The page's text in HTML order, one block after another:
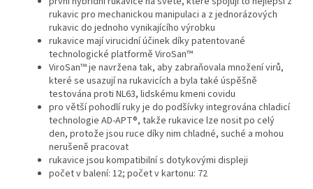
rukavic pro mechanickou manipulaci a z jednorázových
rukavic do jednoho vynikajícího výrobku
rukavice mají virucidní účinek díky patentované
technologické platformě ViroSan™
ViroSan™ je navržena tak, aby zabraňovala množení virů,
které se usazují na rukavicích a byla také úspěšně
testována proti NL63, lidskému kmeni covidu
pro větší pohodlí ruky je do podšívky integrována chladicí
technologie AD-APT®, takže rukavice lze nosit po celý
den, protože jsou ruce díky nim chladné, suché a mohou
nerušeně pracovat
rukavice jsou kompatibilní s dotykovými displeji
počet v balení: 12; počet v kartonu: 72